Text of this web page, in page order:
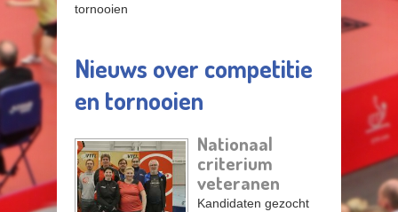
tornooien
Nieuws over competitie
en tornooien
Nationaal
criterium
veteranen
Kandidaten gezocht
Pagina's